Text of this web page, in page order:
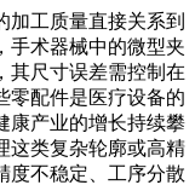
工质量直接关系到
手术器械中的微型夹
其尺寸误差需控制在
零配件是医疗设备的
康产业的增长持续攀
这类复杂轮廓或高精
度不稳定、工序分散